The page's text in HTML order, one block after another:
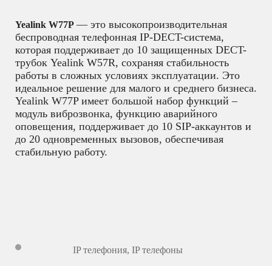
Yealink W77P — это высокопроизводительная
беспроводная телефонная IP-DECT-система,
которая поддерживает до 10 защищенных DECT-
трубок Yealink W57R, сохраняя стабильность
работы в сложных условиях эксплуатации. Это
идеальное решение для малого и среднего бизнеса.
Yealink W77P имеет большой набор функций –
модуль виброзвонка, функцию аварийного
оповещения, поддерживает до 10 SIP-аккаунтов и
до 20 одновременных вызовов, обеспечивая
стабильную работу.
IP телефония, IP телефоны